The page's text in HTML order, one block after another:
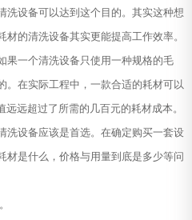
洗设备可以达到这个目的。其实这种想
的清洗设备其实更能提高工作效率。
果一个清洗设备只使用一种规格的毛
。在实际工程中，一款合适的耗材可以
远超过了所需的几百元的耗材成本。
洗设备应该是首选。在确定购买一套设
材是什么，价格与用量到底是多少等问